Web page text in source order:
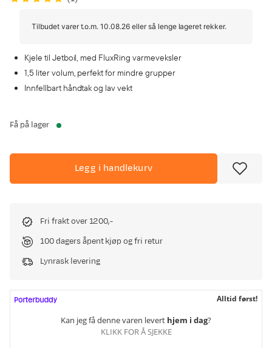
Tilbudet varer t.o.m. 10.08.26 eller så lenge lageret rekker.
Kjele til Jetboil, med FluxRing varmeveksler
1,5 liter volum, perfekt for mindre grupper
Innfellbart håndtak og lav vekt
Få på lager
Legg i handlekurv
Fri frakt over 1200,-
100 dagers åpent kjøp og fri retur
Lynrask levering
Alltid først!
Kan jeg få denne varen levert hjem i dag?
KLIKK FOR Å SJEKKE